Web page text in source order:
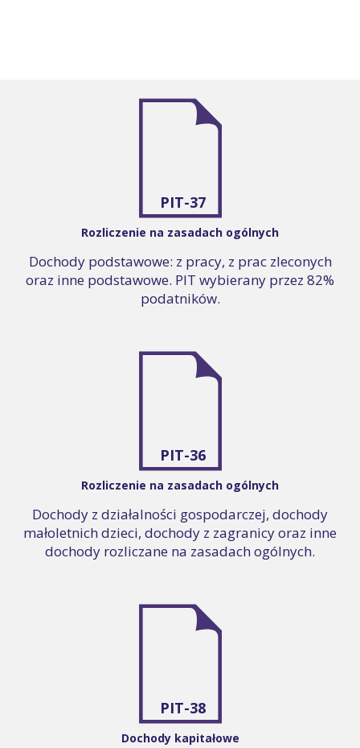
PIT-37
Rozliczenie na zasadach ogólnych
Dochody podstawowe: z pracy, z prac zleconych
oraz inne podstawowe. PIT wybierany przez 82%
podatników.
PIT-36
Rozliczenie na zasadach ogólnych
Dochody z działalności gospodarczej, dochody
małoletnich dzieci, dochody z zagranicy oraz inne
dochody rozliczane na zasadach ogólnych.
PIT-38
Dochody kapitałowe